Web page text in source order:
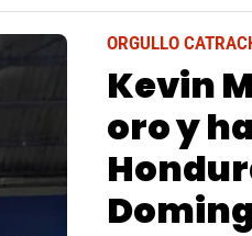
ORGULLO
Kevin
oro y